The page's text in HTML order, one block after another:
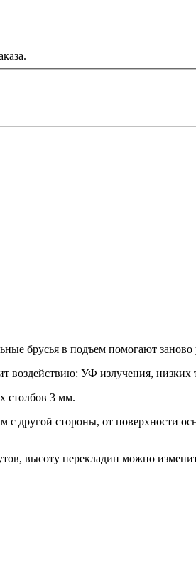
брусья в подъем помогают заново
воздействию: УФ излучения, низких
столбов 3 мм.
другой стороны, от поверхности
высоту перекладин можно